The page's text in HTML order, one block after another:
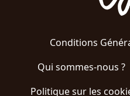
Conditions
Qui sommes-nous ?
Politique sur les